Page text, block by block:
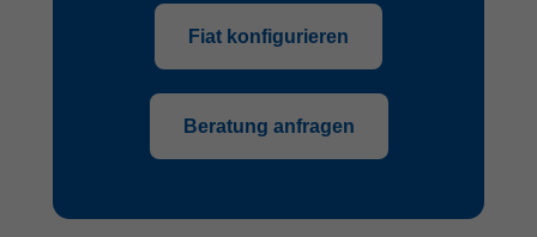
Fiat konfigurieren
Beratung anfragen